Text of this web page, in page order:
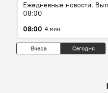
Ежедневные новости.
08:00
08:00 4 мин
Вчера Сегодня